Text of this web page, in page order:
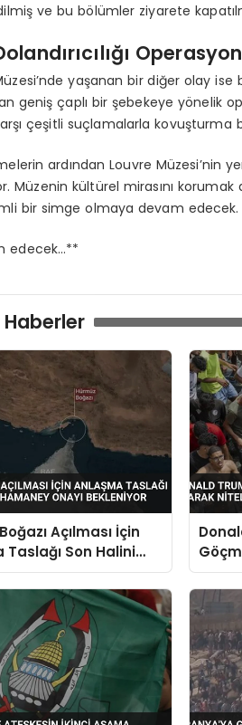
ve bu bölümler ziyarete
yaşanan bir diğer olay ise
geniş çaplı bir şebekeye yönelik
çeşitli suçlamalarla kovuşturma
ardından Louvre Müzesi’nin
Müzenin kültürel mirasını
bir simge olmaya devam edecek.
edecek…**
Haberler
Açılması İçin
Taslağı Son Halini
Onayı